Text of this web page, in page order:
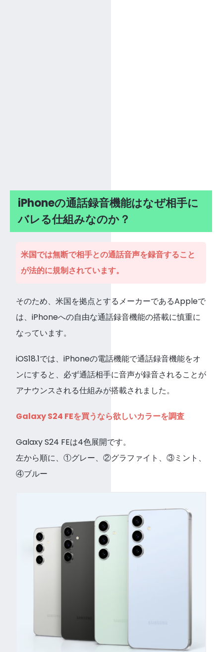
iPhoneの通話録音機能はなぜ相手に
バレる仕組みなのか？
米国では無断で相手との通話音声を録音すること
が法的に規制されています。
そのため、米国を拠点とするメーカーであるAppleで
は、iPhoneへの自由な通話録音機能の搭載に慎重に
なっています。
iOS18.1では、iPhoneの電話機能で通話録音機能をオ
ンにすると、必ず通話相手に音声が録音されることが
アナウンスされる仕組みが搭載されました。
Galaxy S24 FEを買うなら欲しいカラーを調査
Galaxy S24 FEは4色展開です。
左から順に、①グレー、②グラファイト、③ミント、
④ブルー